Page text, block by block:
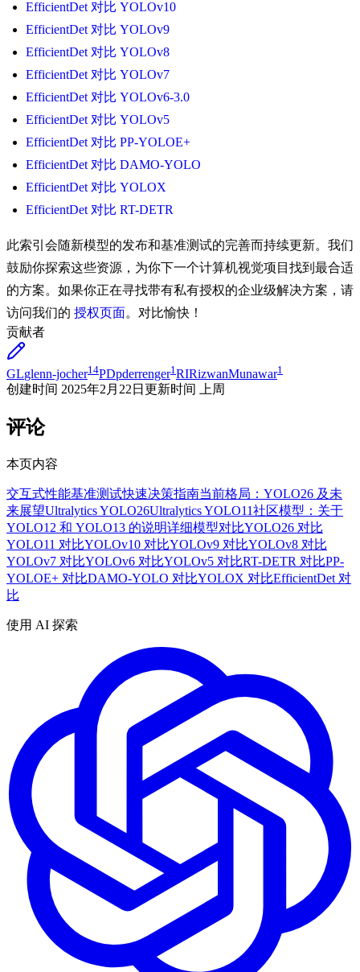
EfficientDet 对比 YOLOv10
EfficientDet 对比 YOLOv9
EfficientDet 对比 YOLOv8
EfficientDet 对比 YOLOv7
EfficientDet 对比 YOLOv6-3.0
EfficientDet 对比 YOLOv5
EfficientDet 对比 PP-YOLOE+
EfficientDet 对比 DAMO-YOLO
EfficientDet 对比 YOLOX
EfficientDet 对比 RT-DETR
此索引会随新模型的发布和基准测试的完善而持续更新。我们
鼓励你探索这些资源，为你下一个计算机视觉项目找到最合适
的方案。如果你正在寻找带有私有授权的企业级解决方案，请
访问我们的 授权页面。对比愉快！
贡献者
GLglenn-jocher14PDpderrenger1RIRizwanMunawar1
创建时间 2025年2月22日 更新时间 上周
评论
本页内容
交互式性能基准测试快速决策指南当前格局：YOLO26 及未
来展望Ultralytics YOLO26Ultralytics YOLO11社区模型：关于
YOLO12 和 YOLO13 的说明详细模型对比YOLO26 对比
YOLO11 对比YOLOv10 对比YOLOv9 对比YOLOv8 对比
YOLOv7 对比YOLOv6 对比YOLOv5 对比RT-DETR 对比PP-
YOLOE+ 对比DAMO-YOLO 对比YOLOX 对比EfficientDet 对
比
使用 AI 探索